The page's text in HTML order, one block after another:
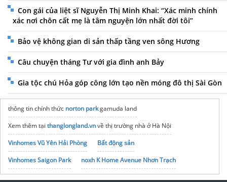
Con gái của liệt sĩ Nguyễn Thị Minh Khai: “Xác minh chính
xác nơi chôn cất mẹ là tâm nguyện lớn nhất đời tôi”
Bảo vệ không gian di sản thấp tầng ven sông Hương
Câu chuyện tháng Tư với gia đình anh Bảy
Gia tộc chú Hỏa góp công lớn tạo nền móng đô thị Sài Gòn
thông tin chính thức norton parkgamuda land
Xem thêm tại thanglongland.vnvề thị trường nhà ở Hà Nội
Vinhomes Vũ Yên Hải Phòng
Bất động sản
Vinhomes Saigon Park
noxh K Home Avenue Nhơn Trạch